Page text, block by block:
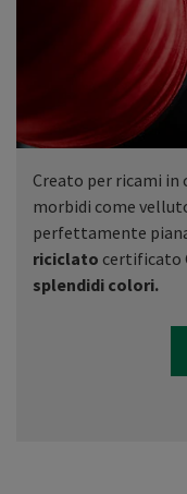
Creato per ricami
morbidi come
perfettamente
riciclato certificato
splendidi colori.